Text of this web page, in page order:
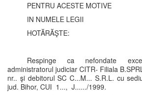
PENTRU ACESTE MOTIVE
IN NUMELE LEGII
HOTĂRĂŞTE:
Respinge ca nefondate
administratorul judiciar CITR- Filiala
nr.. şi debitorul SC C...M... S.R.L. cu
jud. Bihor, CUI 1..., J....../1999.